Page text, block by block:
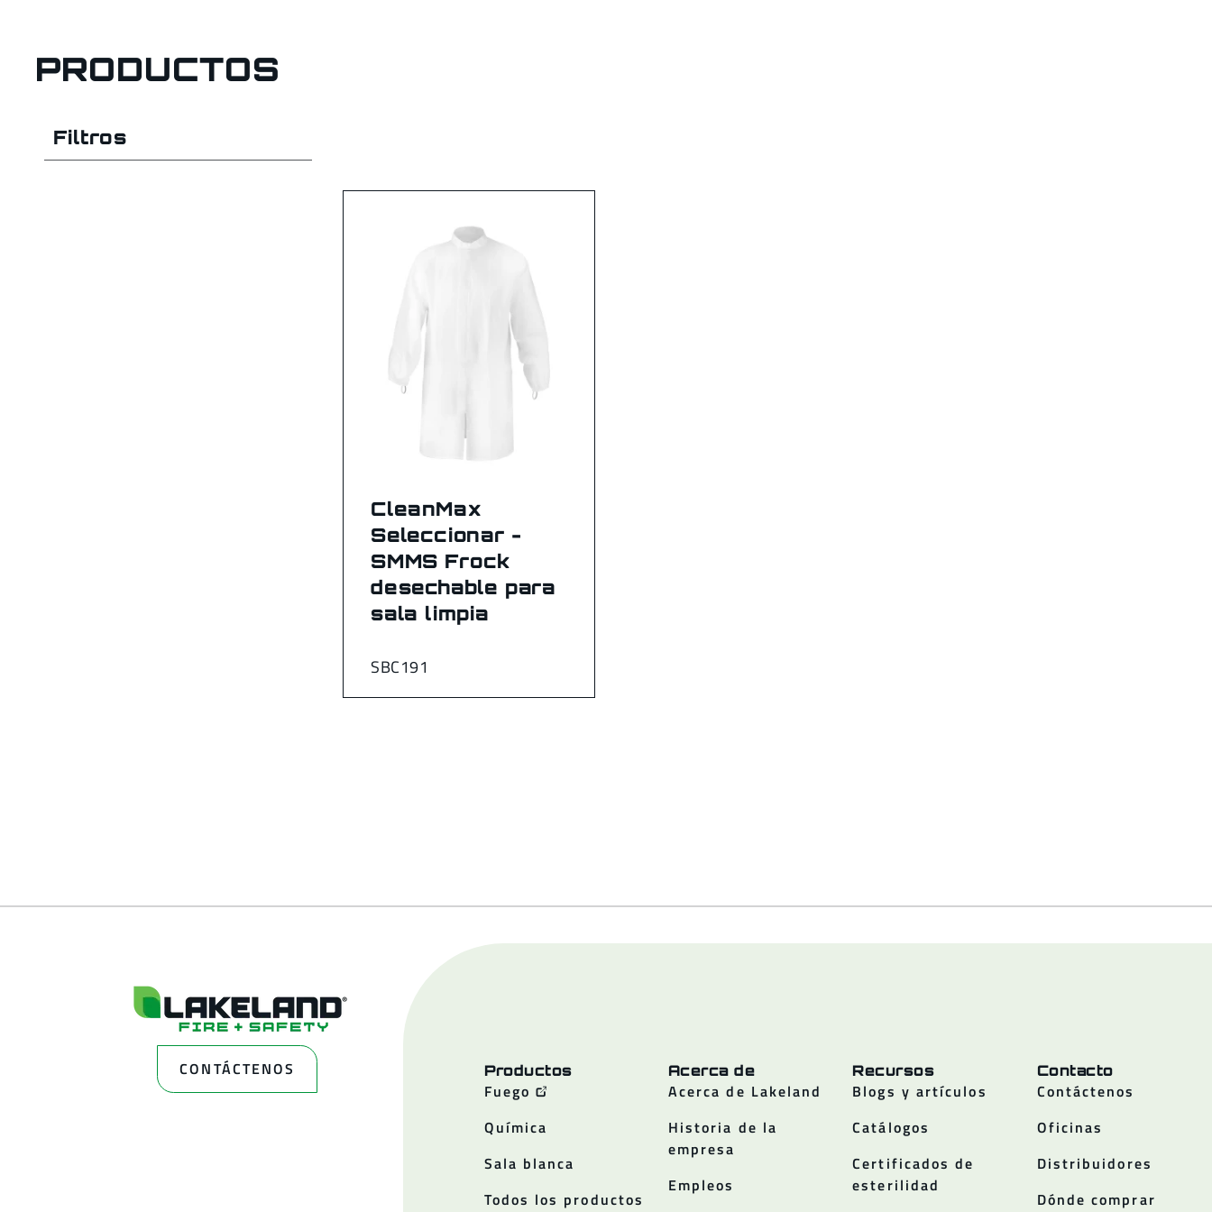
PRODUCTOS
Filtros
SBC191
CleanMax
Seleccionar -
SMMS Frock
desechable para
sala limpia
CONTÁCTENOS Productos
Fuego
Química
Sala blanca
Todos los productos
Acerca de
Acerca de Lakeland
Historia de la
empresa
Empleos
Recursos
Blogs y artículos
Catálogos
Certificados de
esterilidad
Contacto
Contáctenos
Oficinas
Distribuidores
Dónde comprar